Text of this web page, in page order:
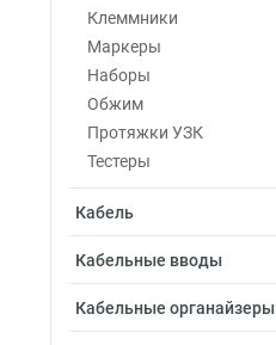
Клеммники
Маркеры
Наборы
Обжим
Протяжки УЗК
Тестеры
Кабель
Кабельные вводы
Кабельные органайзеры